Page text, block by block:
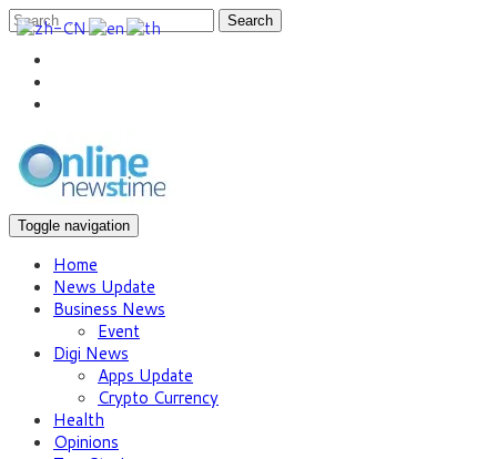
Search
Toggle navigation
Home
News Update
Business News
Event
Digi News
Apps Update
Crypto Currency
Health
Opinions